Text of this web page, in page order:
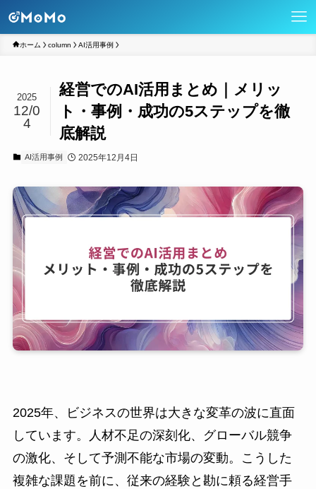
ホーム column AI活用事例
経営でのAI活用まとめ｜メリッ
ト・事例・成功の5ステップを徹
底解説
2025
12/0
4
AI活用事例 2025年12月4日
2025年、ビジネスの世界は大きな変革の波に直面
しています。人材不足の深刻化、グローバル競争
の激化、そして予測不能な市場の変動。こうした
複雑な課題を前に、従来の経験と勘に頼る経営手